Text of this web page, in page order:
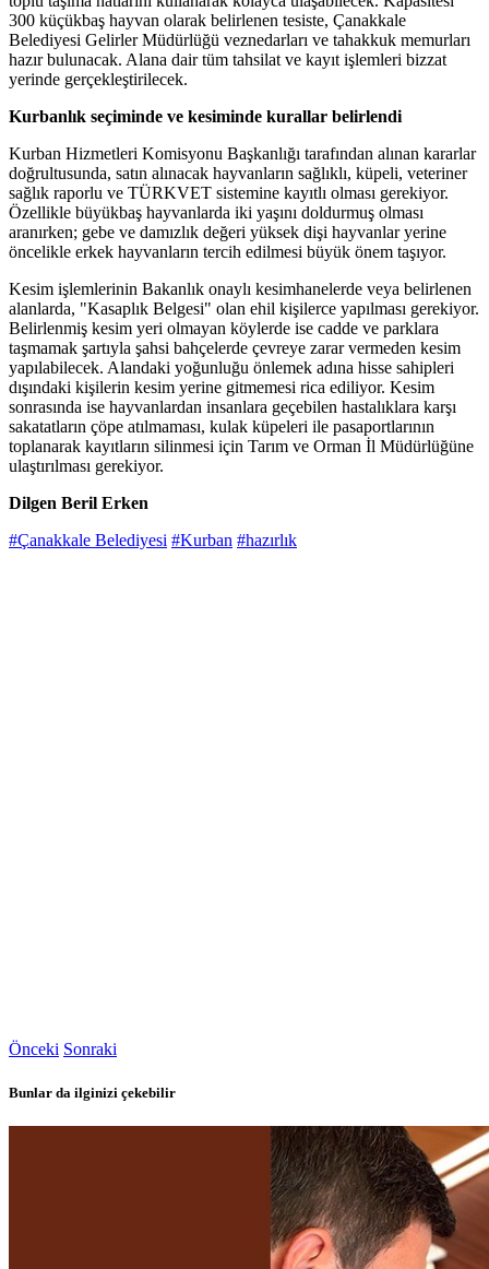
300 küçükbaş hayvan olarak belirlenen tesiste, Çanakkale
Belediyesi Gelirler Müdürlüğü veznedarları ve tahakkuk memurları
hazır bulunacak. Alana dair tüm tahsilat ve kayıt işlemleri bizzat
yerinde gerçekleştirilecek.
Kurbanlık seçiminde ve kesiminde kurallar belirlendi
Kurban Hizmetleri Komisyonu Başkanlığı tarafından alınan kararlar
doğrultusunda, satın alınacak hayvanların sağlıklı, küpeli, veteriner
sağlık raporlu ve TÜRKVET sistemine kayıtlı olması gerekiyor.
Özellikle büyükbaş hayvanlarda iki yaşını doldurmuş olması
aranırken; gebe ve damızlık değeri yüksek dişi hayvanlar yerine
öncelikle erkek hayvanların tercih edilmesi büyük önem taşıyor.
Kesim işlemlerinin Bakanlık onaylı kesimhanelerde veya belirlenen
alanlarda, "Kasaplık Belgesi" olan ehil kişilerce yapılması gerekiyor.
Belirlenmiş kesim yeri olmayan köylerde ise cadde ve parklara
taşmamak şartıyla şahsi bahçelerde çevreye zarar vermeden kesim
yapılabilecek. Alandaki yoğunluğu önlemek adına hisse sahipleri
dışındaki kişilerin kesim yerine gitmemesi rica ediliyor. Kesim
sonrasında ise hayvanlardan insanlara geçebilen hastalıklara karşı
sakatatların çöpe atılmaması, kulak küpeleri ile pasaportlarının
toplanarak kayıtların silinmesi için Tarım ve Orman İl Müdürlüğüne
ulaştırılması gerekiyor.
Dilgen Beril Erken
#Çanakkale Belediyesi #Kurban #hazırlık
Önceki Sonraki
Bunlar da ilginizi çekebilir